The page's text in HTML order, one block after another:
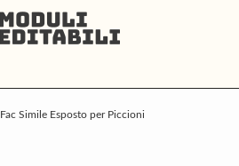
Fac Simile Esposto per Piccioni